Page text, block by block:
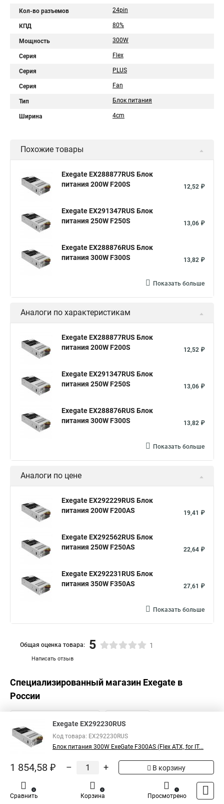
Кол-во разъемов 24pin
КПД 80%
Мощность 300W
Серия Flex
Серия PLUS
Серия Fan
Тип Блок питания
Ширина 4cm
Похожие товары
Exegate EX288877RUS Блок
питания 200W F200S
12,52 ₽
Exegate EX291347RUS Блок
питания 250W F250S
13,06 ₽
Exegate EX288876RUS Блок
питания 300W F300S
13,82 ₽
Показать больше
Аналоги по характеристикам
Exegate EX288877RUS Блок
питания 200W F200S
12,52 ₽
Exegate EX291347RUS Блок
питания 250W F250S
13,06 ₽
Exegate EX288876RUS Блок
питания 300W F300S
13,82 ₽
Показать больше
Аналоги по цене
Exegate EX292229RUS Блок
питания 200W F200AS
19,41 ₽
Exegate EX292562RUS Блок
питания 250W F250AS
22,64 ₽
Exegate EX292231RUS Блок
питания 350W F350AS
27,61 ₽
Показать больше
Написать отзыв
Общая оценка товара: 5 1
Специализированный магазин Exegate в
России
Exegate EX292230RUS
Код товара: EX292230RUS
Блок питания 300W ExeGate F300AS (Flex ATX, for IT...
1 854,58 ₽ – + В корзину
Сравнить
0
Корзина
0
Просмотрено
1